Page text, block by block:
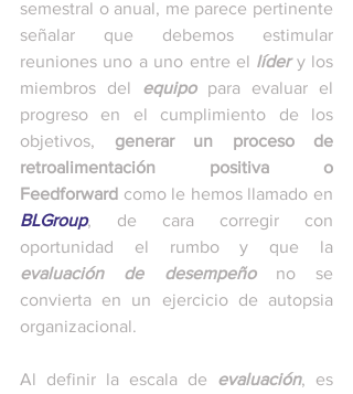
semestral o anual, me parece pertinente
señalar que debemos estimular
reuniones uno a uno entre el líder y los
miembros del equipo para evaluar el
progreso en el cumplimiento de los
objetivos, generar un proceso de
retroalimentación positiva o
Feedforward
BLGroup, de cara corregir con
evaluación de desempeño no se
convierta en un ejercicio de autopsia
organizacional.
Al definir la escala de evaluación, es